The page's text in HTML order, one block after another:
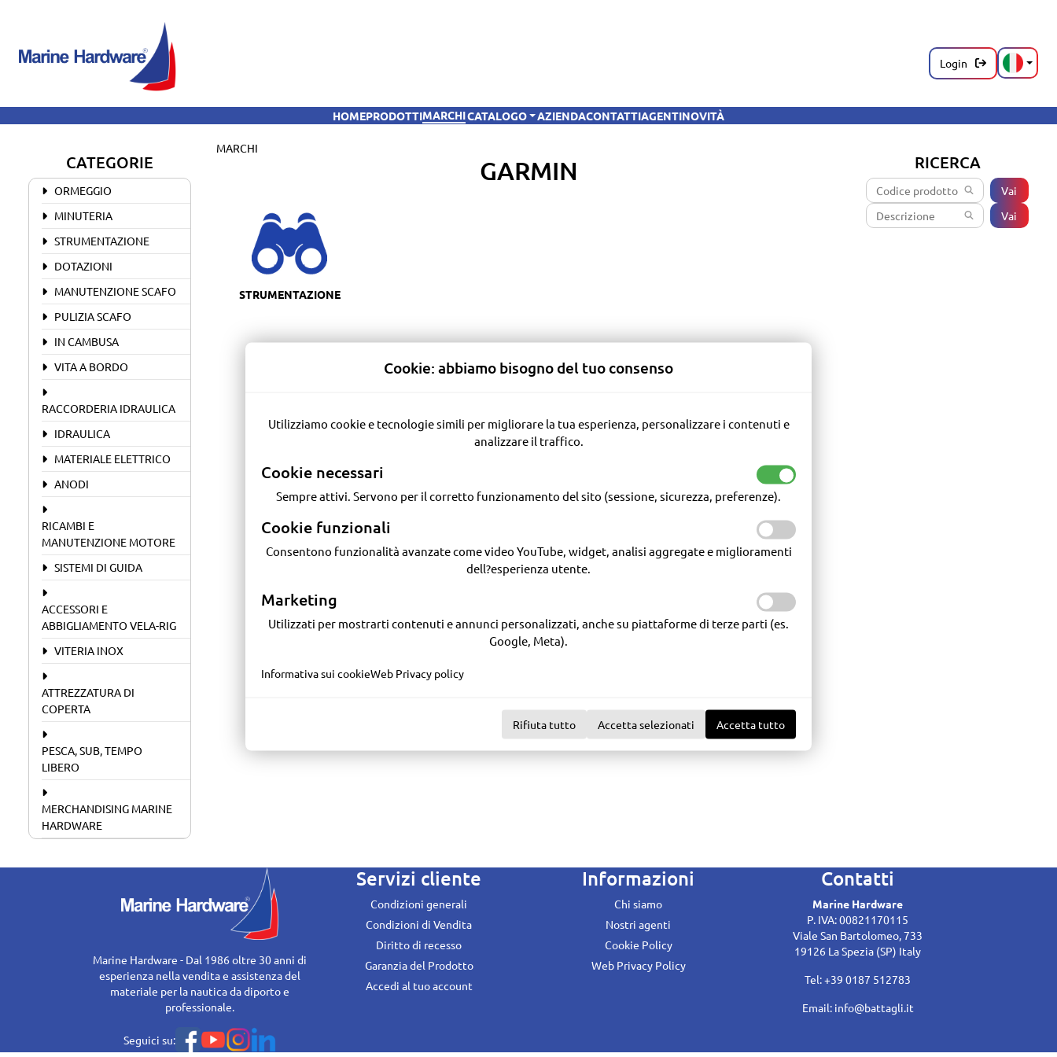
Cookie: abbiamo bisogno del tuo consenso
Utilizziamo cookie e tecnologie simili per migliorare la tua esperienza, personalizzare i contenuti e
analizzare il traffico.
Cookie necessari
Sempre attivi. Servono per il corretto funzionamento del sito (sessione, sicurezza, preferenze).
Cookie funzionali
Consentono funzionalità avanzate come video YouTube, widget, analisi aggregate e miglioramenti
dell?esperienza utente.
Marketing
Utilizzati per mostrarti contenuti e annunci personalizzati, anche su piattaforme di terze parti (es.
Google, Meta).
Informativa sui cookie Web Privacy policy
Rifiuta tutto Accetta selezionati Accetta tutto
Login
HOME PRODOTTI MARCHICATALOGO AZIENDA CONTATTI AGENTI NOVITÀ
CATEGORIE
ORMEGGIO
MINUTERIA
STRUMENTAZIONE
DOTAZIONI
MANUTENZIONE SCAFO
PULIZIA SCAFO
IN CAMBUSA
VITA A BORDO
RACCORDERIA IDRAULICA
IDRAULICA
MATERIALE ELETTRICO
ANODI
RICAMBI E
MANUTENZIONE MOTORE
SISTEMI DI GUIDA
ACCESSORI E
ABBIGLIAMENTO VELA-RIG
VITERIA INOX
ATTREZZATURA DI
COPERTA
PESCA, SUB, TEMPO
LIBERO
MERCHANDISING MARINE
HARDWARE
MARCHI
GARMIN
STRUMENTAZIONE
RICERCA
Vai
Vai
Marine Hardware - Dal 1986 oltre 30 anni di
esperienza nella vendita e assistenza del
materiale per la nautica da diporto e
professionale.
Seguici su:
Servizi cliente
Condizioni generali
Condizioni di Vendita
Diritto di recesso
Garanzia del Prodotto
Accedi al tuo account
Informazioni
Chi siamo
Nostri agenti
Cookie Policy
Web Privacy Policy
Contatti
Marine Hardware
P. IVA: 00821170115
Viale San Bartolomeo, 733
19126 La Spezia (SP) Italy
Tel: +39 0187 512783
Email: info@battagli.it